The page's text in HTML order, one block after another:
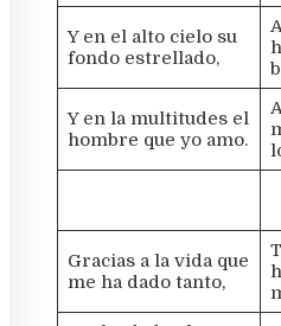
Y en el alto cielo su
fondo estrellado,
Y en la multitudes el
hombre que yo amo.
Gracias a la vida que
me ha dado tanto,